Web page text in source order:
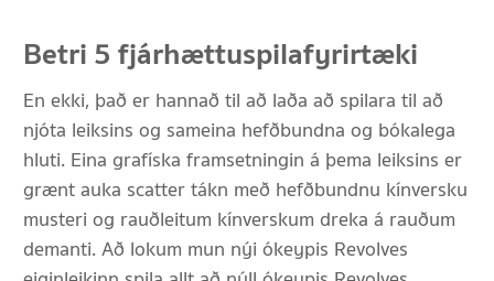
Betri 5 fjárhættuspilafyrirtæki
En ekki, það er hannað til að laða að spilara til að
njóta leiksins og sameina hefðbundna og bókalega
hluti. Eina grafíska framsetningin á þema leiksins er
grænt auka scatter tákn með hefðbundnu kínversku
musteri og rauðleitum kínverskum dreka á rauðum
demanti. Að lokum mun nýi ókeypis Revolves